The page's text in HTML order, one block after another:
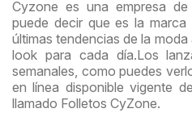
Cyzone es una empresa
puede decir que es la
últimas tendencias de la
look para cada día.Los
semanales, como puedes
en línea disponible vigente
llamado Folletos CyZone.